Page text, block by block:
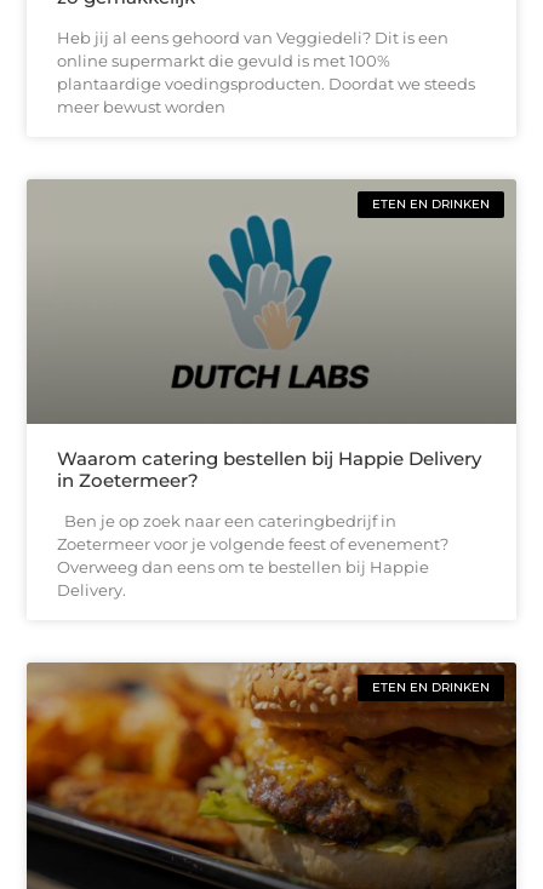
Heb jij al eens gehoord van Veggiedeli? Dit is een
online supermarkt die gevuld is met 100%
plantaardige voedingsproducten. Doordat we steeds
meer bewust worden
ETEN EN DRINKEN
Waarom catering bestellen bij Happie Delivery
in Zoetermeer?
Ben je op zoek naar een cateringbedrijf in
Zoetermeer voor je volgende feest of evenement?
Overweeg dan eens om te bestellen bij Happie
Delivery.
ETEN EN DRINKEN